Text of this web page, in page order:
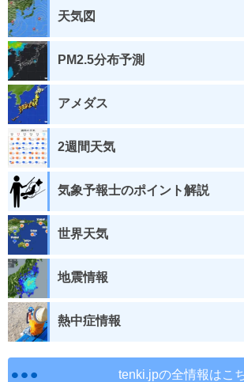
天気図
PM2.5分布予測
アメダス
2週間天気
気象予報士のポイント解説
世界天気
地震情報
熱中症情報
tenki.jpの全情報はこ